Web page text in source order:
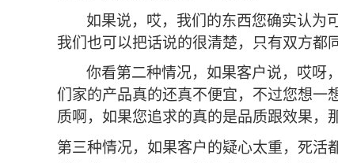
如果说，哎，我们的东西您确实认为
我们也可以把话说的很清楚，只有双方都
你看第二种情况，如果客户说，哎呀
们家的产品真的还真不便宜，不过您想一
质啊，如果您追求的真的是品质跟效果，
第三种情况，如果客户的疑心太重，死活